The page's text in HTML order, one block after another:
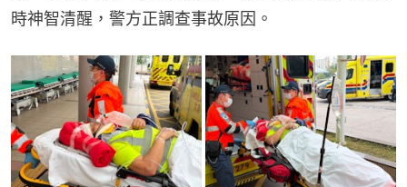
時神智清醒，警方正調查事故原因。